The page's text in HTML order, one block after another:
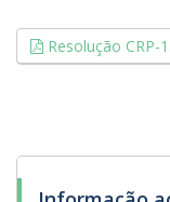
Resolução CRP-